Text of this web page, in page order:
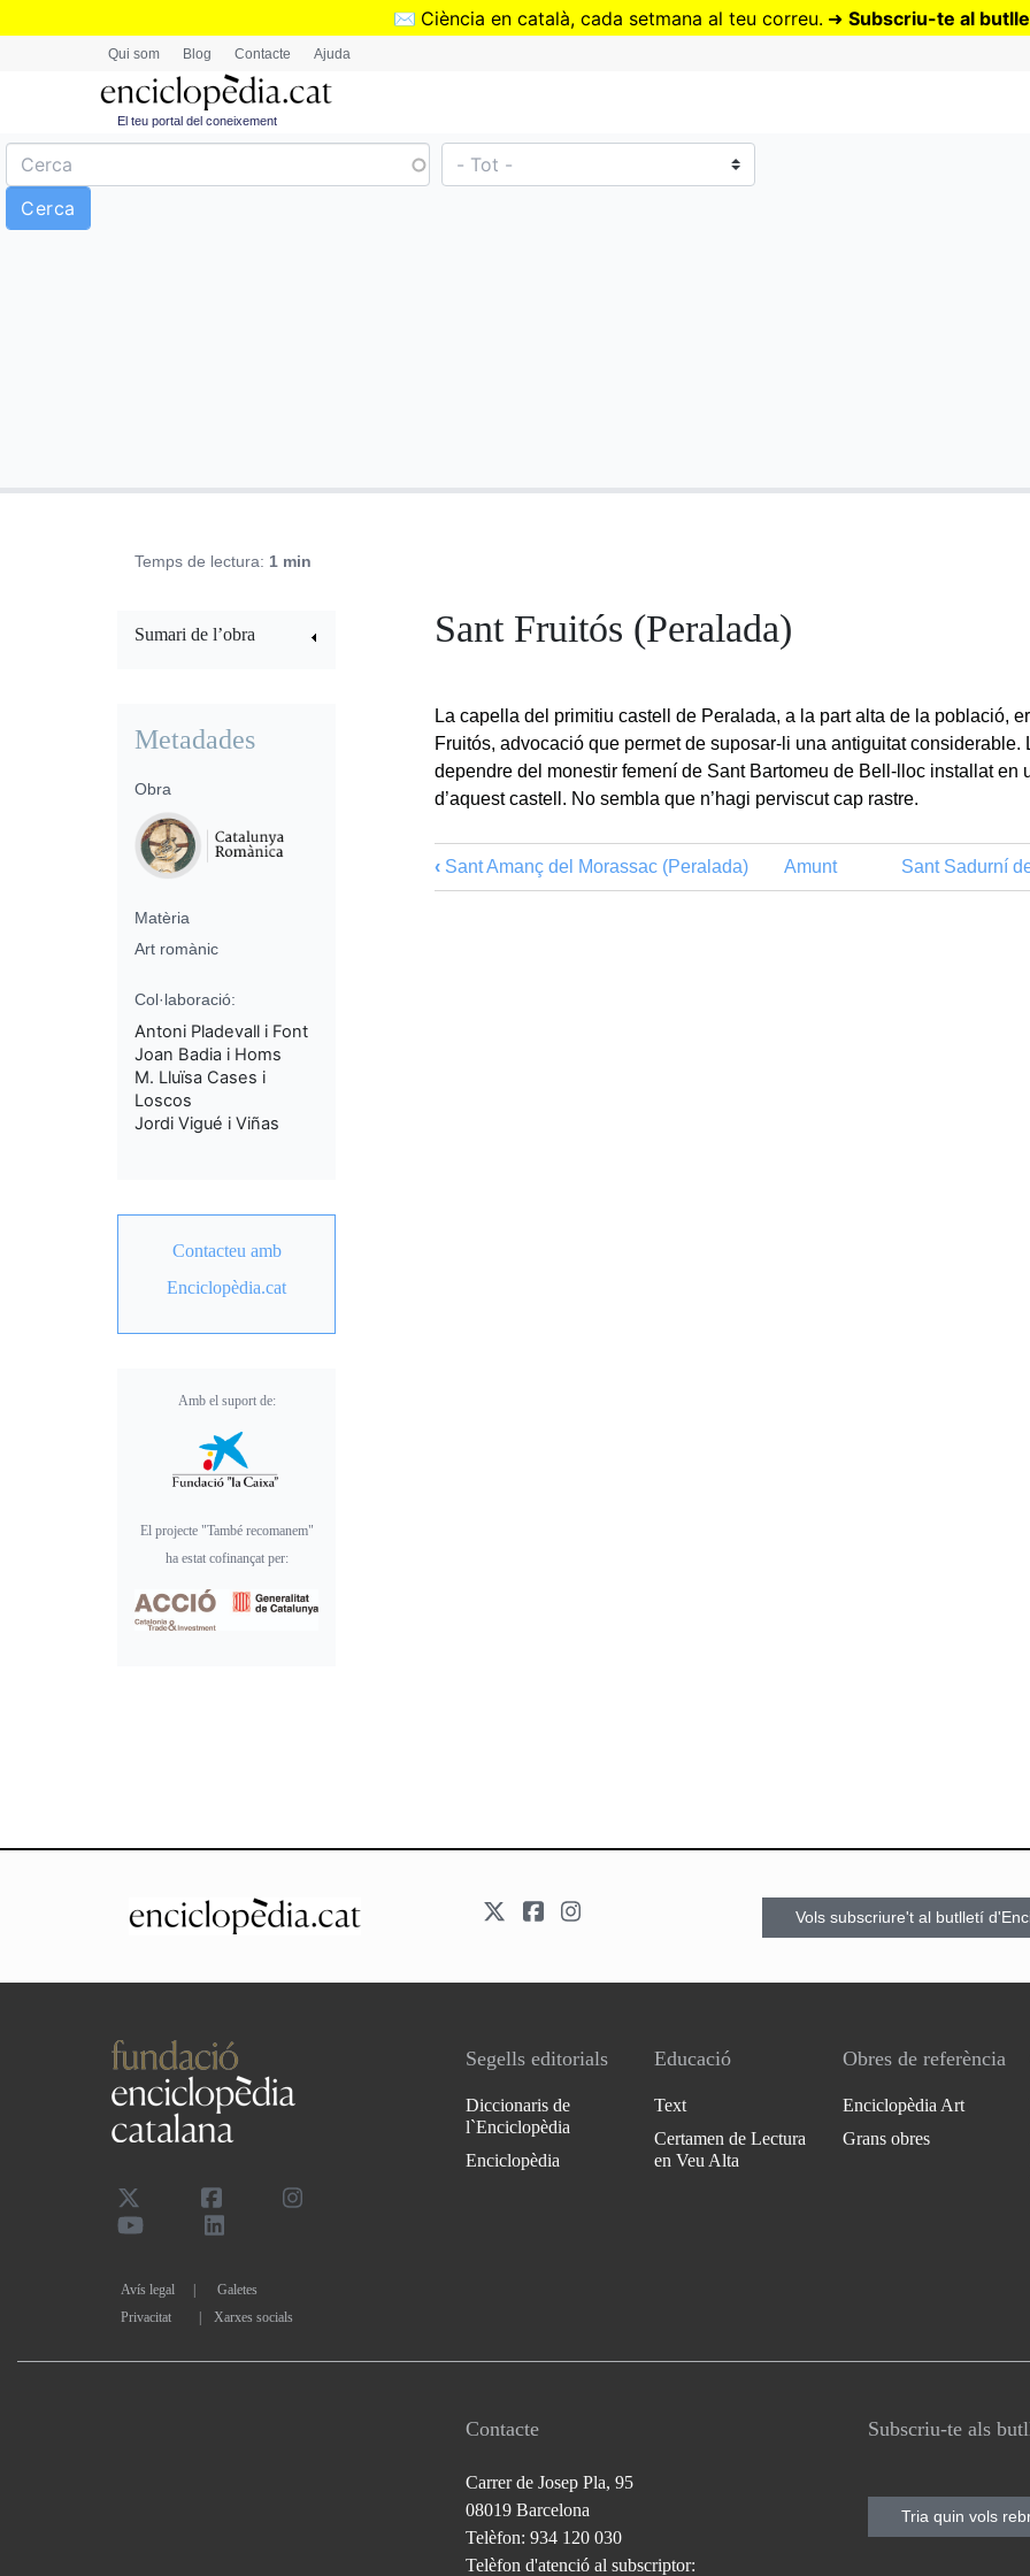
Vés
✉️ Ciència en català, cada setmana al teu correu. ➜ Subscriu-te al
Qui som Blog Contacte Ajuda
El teu portal del coneixement
Temps de lectura: 1 min
Sant Fruitós (Peralada)
La capella del primitiu castell de Peralada, a la part alta de la població,
Fruitós, advocació que permet de suposar-li una antiguitat considerable.
dependre del monestir femení de Sant Bartomeu de Bell-lloc installat en
d’aquest castell. No sembla que n’hagi perviscut cap rastre.
‹ Sant Amanç del Morassac (Peralada) Amunt Sant Sadurní
Sumari de l’obra
Metadades
Obra
Matèria
Art romànic
Col·laboració:
Antoni Pladevall i Font
Joan Badia i Homs
M. Lluïsa Cases i
Loscos
Jordi Vigué i Viñas
Contacteu amb
Enciclopèdia.cat
Amb el suport de:
El projecte "També recomanem"
ha estat cofinançat per:
Vols subscriure't al butlletí
Avís legal
Galetes
Privacitat
| Xarxes socials
Segells editorials
Diccionaris de
l`Enciclopèdia
Enciclopèdia
Educació
Text
Certamen de Lectura
en Veu Alta
Obres de referència
Enciclopèdia Art
Grans obres
Contacte
Carrer de Josep Pla, 95
08019 Barcelona
Telèfon: 934 120 030
Telèfon d'atenció al subscriptor:
Subscriu-te als
Tria quin vols